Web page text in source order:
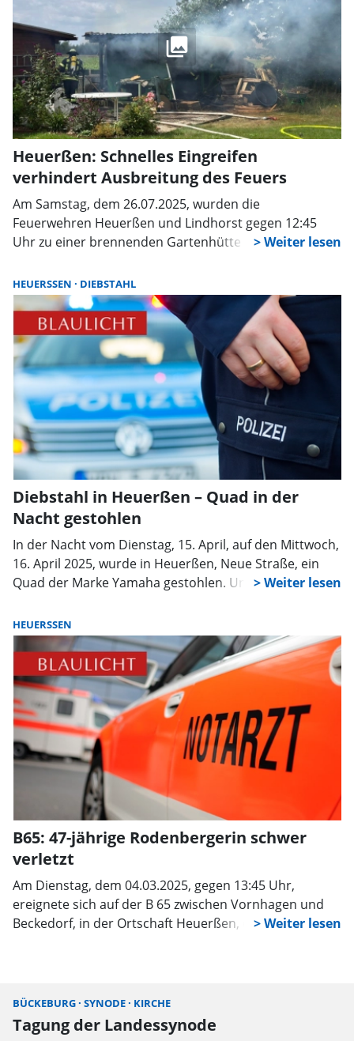
Heuerßen: Schnelles Eingreifen
verhindert Ausbreitung des Feuers
Am Samstag, dem 26.07.2025, wurden die
Feuerwehren Heuerßen und Lindhorst gegen 12:45
Uhr zu einer brennenden Gartenhütte in Heuerßen
fest, dass es sich um einen Unterstand für Kaminholz
handelte, der bereits lichterloh brannte. Zur
Brandbekämpfung setzten sie zwei Trupps unter
schwerem Atemschutz ein. Gleichzeitig verhinderten
sie mit einer Riegelstellung das Übergreifen des Feuers
auf die angrenzende Vegetation und eine
nahegelegene Gartenhütte.
HEUERSSEN DIEBSTAHL
Diebstahl in Heuerßen – Quad in der
Nacht gestohlen
In der Nacht vom Dienstag, 15. April, auf den Mittwoch,
16. April 2025, wurde in Heuerßen, Neue Straße, ein
Quad der Marke Yamaha gestohlen. Unbekannte Täter
und schoben das Quad über eine Rasenfläche zur
nahegelegenen Kreisstraße. Dort wurde das Fahrzeug
vermutlich auf einen Anhänger verladen und
abtransportiert. Der Diebstahl ereignete sich etwa
gegen 00:55 Uhr.
HEUERSSEN
B65: 47-jährige Rodenbergerin schwer
verletzt
Am Dienstag, dem 04.03.2025, gegen 13:45 Uhr,
ereignete sich auf der B 65 zwischen Vornhagen und
Beckedorf, in der Ortschaft Heuerßen, ein
BÜCKEBURG SYNODE KIRCHE
Tagung der Landessynode